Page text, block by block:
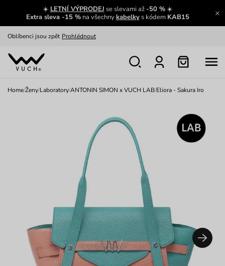
☀️ LETNÍ VÝPRODEJ se slevami až -50 %☀️
Extra sleva -15 %na všechnykabelkys kódem KAB15
Výměna a vrácení zdarma Zobrazit
Oblíbenci jsou zpět Prohlédnout
Nech se inspirovat
Home/Ženy/Laboratory/ANTONIN SIMON x VUCH LAB/Eliora - Sakura Iro